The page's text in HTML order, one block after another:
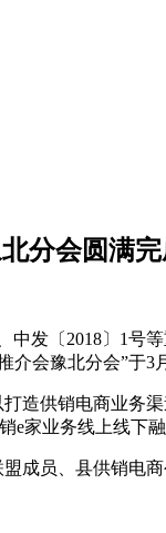
分会圆满
中发〔2018〕1号
介会豫北分会”于3
造供销电商业务
e家业务线上线下
成员、县供销电